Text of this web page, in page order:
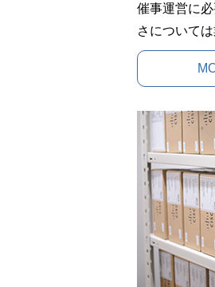
催事運営に
さについて